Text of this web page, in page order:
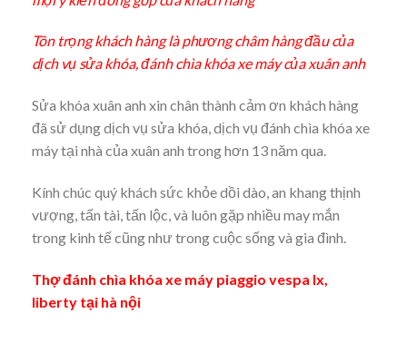
Tôn trọng khách hàng là phương châm hàng đầu của
dịch vụ sửa khóa, đánh chìa khóa xe máy của xuân anh
Sửa khóa xuân anh xin chân thành cảm ơn khách hàng
đã sử dụng dịch vụ sửa khóa, dịch vụ đánh chìa khóa xe
máy tại nhà của xuân anh trong hơn 13 năm qua.
Kính chúc quý khách sức khỏe dồi dào, an khang thịnh
vượng, tấn tài, tấn lộc, và luôn gặp nhiều may mắn
trong kinh tế cũng như trong cuộc sống và gia đình.
Thợ đánh chìa khóa xe máy piaggio vespa lx,
liberty tại hà nội